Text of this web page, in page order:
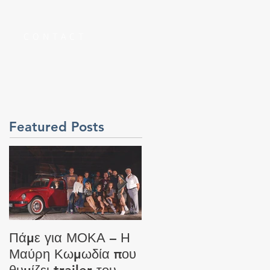
Featured Posts
Πάμε για ΜΟΚΑ – Η
Μαύρη Κωμωδία που